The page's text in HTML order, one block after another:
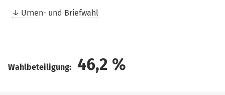
Urnen- und Briefwahl
Wahlbeteiligung: 46,2 %